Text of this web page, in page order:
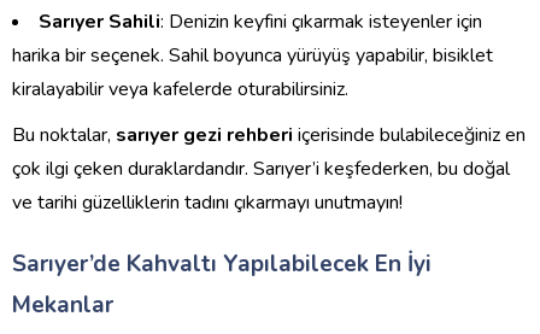
Sarıyer Sahili: Denizin keyfini çıkarmak isteyenler için
harika bir seçenek. Sahil boyunca yürüyüş yapabilir, bisiklet
kiralayabilir veya kafelerde oturabilirsiniz.
Bu noktalar, sarıyer gezi rehberi içerisinde bulabileceğiniz en
çok ilgi çeken duraklardandır. Sarıyer’i keşfederken, bu doğal
ve tarihi güzelliklerin tadını çıkarmayı unutmayın!
Sarıyer’de Kahvaltı Yapılabilecek En İyi
Mekanlar